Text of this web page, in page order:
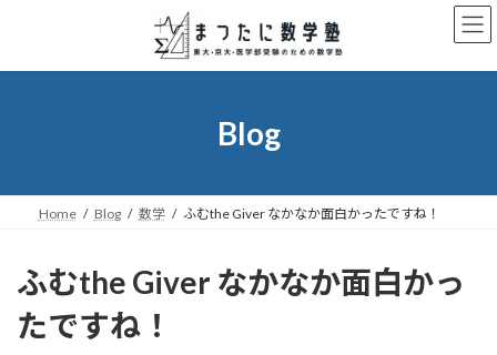
ン
ー
Blog
Home Blog 数学 ふむthe Giver なかなか面白かったですね！
ふむthe Giver なかなか面白かっ
たですね！